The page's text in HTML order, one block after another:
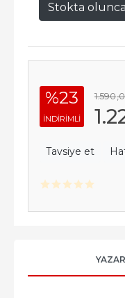
Stokta
%23
INDIRIMLI
1.590
Tavsiye et